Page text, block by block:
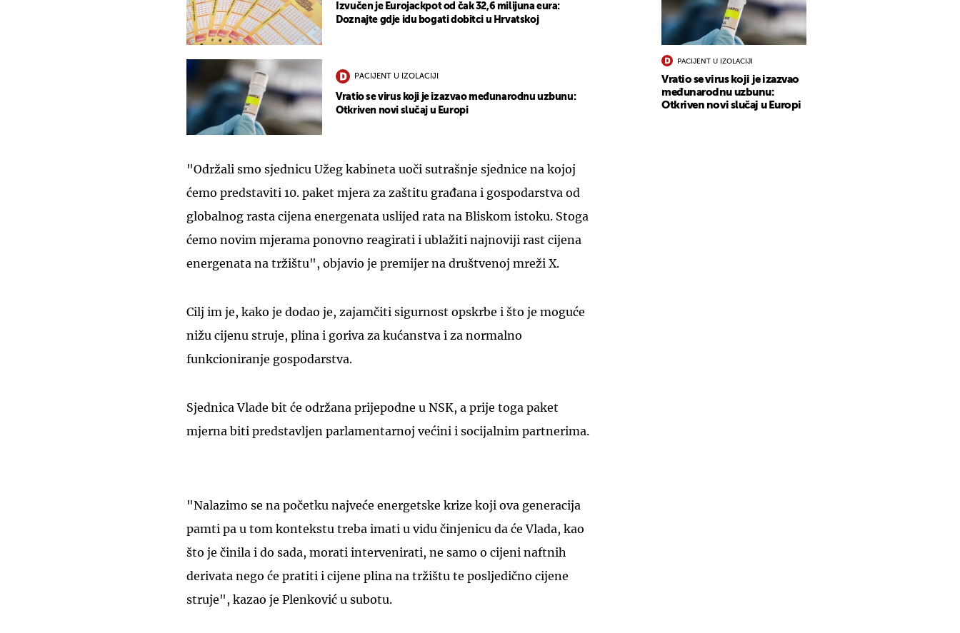
Izvučen je Eurojackpot od čak 32,6 milijuna eura:
Doznajte gdje idu bogati dobitci u Hrvatskoj
PACIJENT U IZOLACIJI
Vratio se virus koji je izazvao međunarodnu uzbunu:
Otkriven novi slučaj u Europi
"Održali smo sjednicu Užeg kabineta uoči sutrašnje sjednice na kojoj
ćemo predstaviti 10. paket mjera za zaštitu građana i gospodarstva od
globalnog rasta cijena energenata uslijed rata na Bliskom istoku. Stoga
ćemo novim mjerama ponovno reagirati i ublažiti najnoviji rast cijena
energenata na tržištu", objavio je premijer na društvenoj mreži X.
Cilj im je, kako je dodao je, zajamčiti sigurnost opskrbe i što je moguće
nižu cijenu struje, plina i goriva za kućanstva i za normalno
funkcioniranje gospodarstva.
Sjednica Vlade bit će održana prijepodne u NSK, a prije toga paket
mjerna biti predstavljen parlamentarnoj većini i socijalnim partnerima.
"Nalazimo se na početku najveće energetske krize koji ova generacija
pamti pa u tom kontekstu treba imati u vidu činjenicu da će Vlada, kao
što je činila i do sada, morati intervenirati, ne samo o cijeni naftnih
derivata nego će pratiti i cijene plina na tržištu te posljedično cijene
struje", kazao je Plenković u subotu.
PACIJENT U IZOLACIJI
Vratio se virus koji je izazvao
međunarodnu uzbunu:
Otkriven novi slučaj u Europi
UKLJUČITE NOTIFIKACIJE